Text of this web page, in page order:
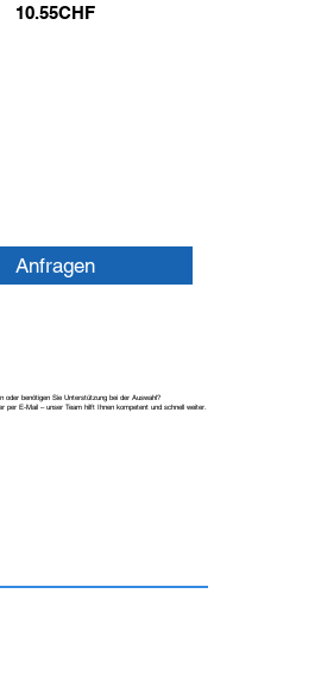
10.55CHF
Anfragen
oder benötigen Sie Unterstützung bei der Auswahl?
per E-Mail – unser Team hilft Ihnen kompetent und schnell weiter.